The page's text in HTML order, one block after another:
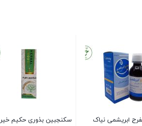
ابریشمی نیاک
سکنجبین بذوری حکیم خیر